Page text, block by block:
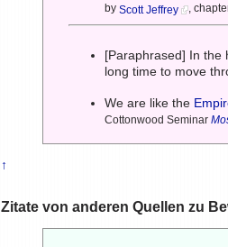
byScott Jeffrey ,
[Paraphrased] In the
long time to move
We are like the
Cottonwood Seminar
↑
Zitate von anderen Quellen zu